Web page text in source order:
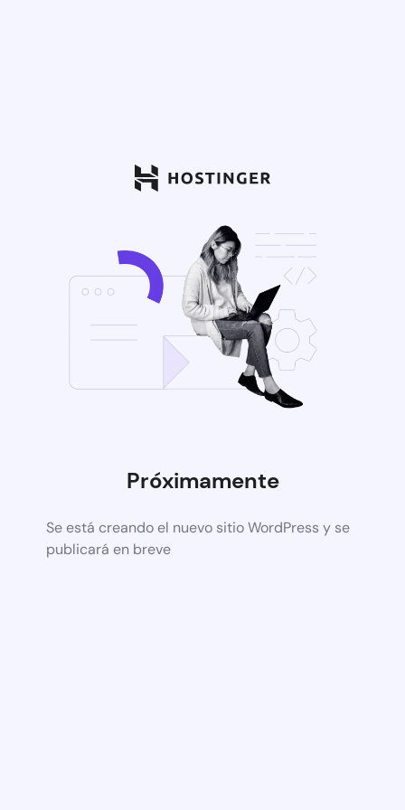
Próximamente
Se está creando el nuevo sitio WordPress y se
publicará en breve